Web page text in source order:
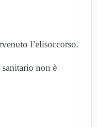
l’elisoccorso.
non è